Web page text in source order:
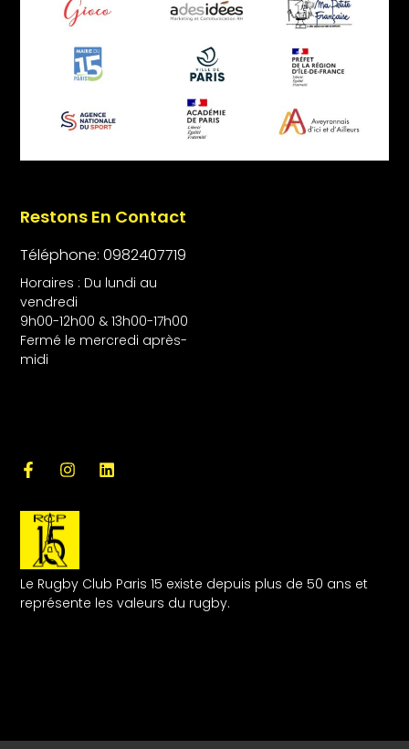
Le Rugby Club Paris 15 existe depuis plus de 50 ans et
représente les valeurs du rugby.
Restons En Contact
Téléphone: 0982407719
Horaires : Du lundi au
vendredi
9h00-12h00 & 13h00-17h00
Fermé le mercredi après-
midi